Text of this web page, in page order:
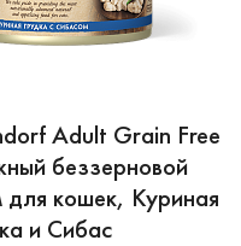
Adult Grain Free
беззерновой
для кошек, Куриная
и Сибас